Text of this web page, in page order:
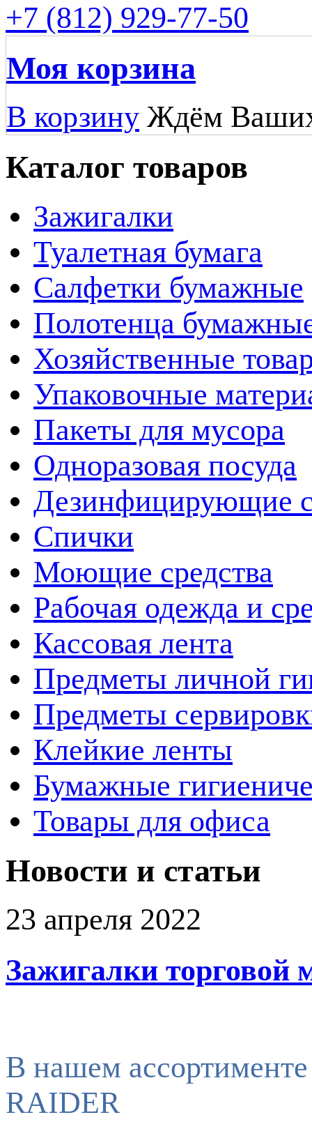
+7 (812) 929-77-50
Моя корзина
В корзину Ждём
Каталог товаров
Зажигалки
Туалетная бумага
Салфетки бумажные
Полотенца
Хозяйственные
Упаковочные
Пакеты для мусора
Одноразовая посуда
Дезинфицирующие
Спички
Моющие средства
Рабочая одежда и
Кассовая лента
Предметы личной
Предметы
Клейкие ленты
Бумажные
Товары для офиса
Новости и статьи
23 апреля 2022
Зажигалки торговой
В нашем
RAIDER